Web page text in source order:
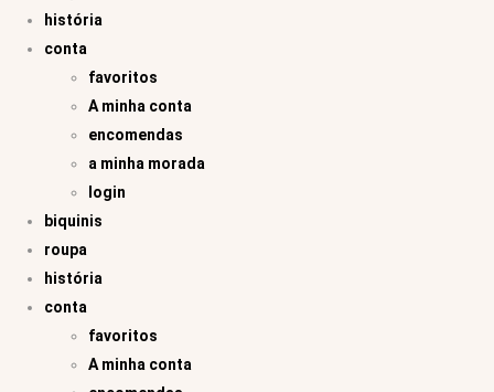
história
conta
favoritos
A minha conta
encomendas
a minha morada
login
biquinis
roupa
história
conta
favoritos
A minha conta